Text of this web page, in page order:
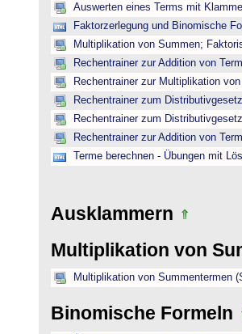
Auswerten eines Terms mit
Faktorzerlegung und Binomische
Multiplikation von Summen;
Rechentrainer zur Addition von
Rechentrainer zur Multiplikation
Rechentrainer zum
Rechentrainer zum
Rechentrainer zur Addition von
Terme berechnen - Übungen mit
Ausklammern
Multiplikation von
Multiplikation von Summentermen
Binomische Formeln